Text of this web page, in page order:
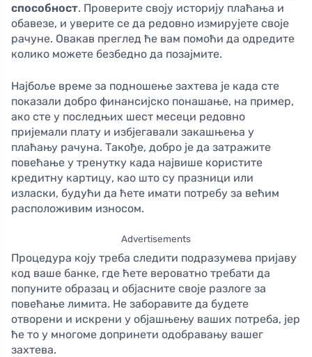
способност. Проверите своју историју плаћања и
обавезе, и уверите се да редовно измирујете своје
рачуне. Овакав преглед ће вам помоћи да одредите
колико можете безбедно да позајмите.
Најбоље време за подношење захтева је када сте
показали добро финансијско понашање, на пример,
ако сте у последњих шест месеци редовно
пријемали плату и избјегавали закашњења у
плаћању рачуна. Такође, добро је да затражите
повећање у тренутку када највише користите
кредитну картицу, као што су празници или
изласки, будући да ћете имати потребу за већим
расположивим износом.
Advertisements
Процедура коју треба следити подразумева пријаву
код ваше банке, где ћете вероватно требати да
попуните образац и објасните своје разлоге за
повећање лимита. Не заборавите да будете
отворени и искрени у објашњењу ваших потреба, јер
ће то у многоме допринети одобравању вашег
захтева.